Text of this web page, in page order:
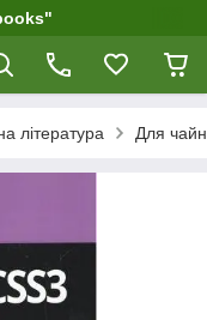
література Для